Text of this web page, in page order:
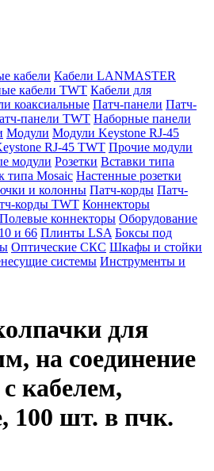
кабели Кабели LANMASTER
кабели TWT Кабели для
коаксиальные Патч-панели Патч-
панели TWT Наборные панели
Модули Модули Keystone RJ-45
RJ-45 TWT Прочие модули
модули Розетки Вставки типа
типа Mosaic Настенные розетки
и колонны Патч-корды Патч-
корды TWT Коннекторы
Полевые коннекторы Оборудование
и 66 Плинты LSA Боксы под
Оптические СКС Шкафы и стойки
системы Инструменты и
для
на соединение
кабелем,
100 шт. в пчк.